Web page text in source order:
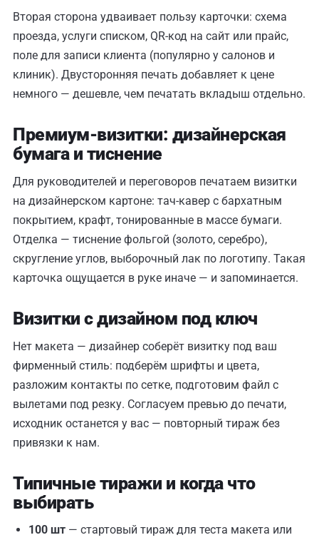
Вторая сторона удваивает пользу карточки: схема
проезда, услуги списком, QR-код на сайт или прайс,
поле для записи клиента (популярно у салонов и
клиник). Двусторонняя печать добавляет к цене
немного — дешевле, чем печатать вкладыш отдельно.
Премиум-визитки: дизайнерская
бумага и тиснение
Для руководителей и переговоров печатаем визитки
на дизайнерском картоне: тач-кавер с бархатным
покрытием, крафт, тонированные в массе бумаги.
Отделка — тиснение фольгой (золото, серебро),
скругление углов, выборочный лак по логотипу. Такая
карточка ощущается в руке иначе — и запоминается.
Визитки с дизайном под ключ
Нет макета — дизайнер соберёт визитку под ваш
фирменный стиль: подберём шрифты и цвета,
разложим контакты по сетке, подготовим файл с
вылетами под резку. Согласуем превью до печати,
исходник останется у вас — повторный тираж без
привязки к нам.
Типичные тиражи и когда что
выбирать
100 шт — стартовый тираж для теста макета или